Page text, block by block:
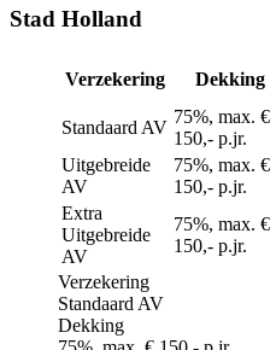
Stad Holland
Verzekering Dekking
Standaard AV
75%, max. €
150,- p.jr.
Uitgebreide
AV
75%, max. €
150,- p.jr.
Extra
Uitgebreide
AV
75%, max. €
150,- p.jr.
Verzekering
Standaard AV
Dekking